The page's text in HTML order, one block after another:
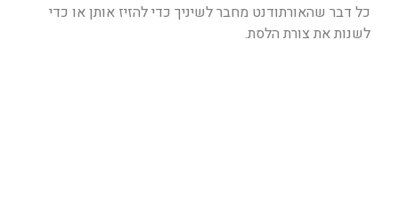
כל דבר שהאורתודנט מחבר לשיניך כדי להזיז אותן או כדי
לשנות את צורת הלסת.